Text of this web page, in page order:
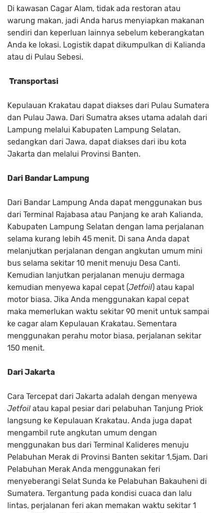
Di kawasan Cagar Alam, tidak ada restoran atau
warung makan, jadi Anda harus menyiapkan makanan
sendiri dan keperluan lainnya sebelum keberangkatan
Anda ke lokasi. Logistik dapat dikumpulkan di Kalianda
atau di Pulau Sebesi.
Transportasi
Kepulauan Krakatau dapat diakses dari Pulau Sumatera
dan Pulau Jawa. Dari Sumatra akses utama adalah dari
Lampung melalui Kabupaten Lampung Selatan,
sedangkan dari Jawa, dapat diakses dari ibu kota
Jakarta dan melalui Provinsi Banten.
Dari Bandar Lampung
Dari Bandar Lampung Anda dapat menggunakan bus
dari Terminal Rajabasa atau Panjang ke arah Kalianda,
Kabupaten Lampung Selatan dengan lama perjalanan
selama kurang lebih 45 menit. Di sana Anda dapat
melanjutkan perjalanan dengan angkutan umum mini
bus selama sekitar 10 menit menuju Desa Canti.
Kemudian lanjutkan perjalanan menuju dermaga
kemudian menyewa kapal cepat (Jetfoil) atau kapal
motor biasa. Jika Anda menggunakan kapal cepat
maka memerlukan waktu sekitar 90 menit untuk sampai
ke cagar alam Kepulauan Krakatau. Sementara
menggunakan perahu motor biasa, perjalanan sekitar
150 menit.
Dari Jakarta
Cara Tercepat dari Jakarta adalah dengan menyewa
Jetfoil atau kapal pesiar dari pelabuhan Tanjung Priok
langsung ke Kepulauan Krakatau. Anda juga dapat
mengambil rute angkutan umum dengan
menggunakan bus dari Terminal Kalideres menuju
Pelabuhan Merak di Provinsi Banten sekitar 1,5jam. Dari
Pelabuhan Merak Anda menggunakan feri
menyeberangi Selat Sunda ke Pelabuhan Bakauheni di
Sumatera. Tergantung pada kondisi cuaca dan lalu
lintas, perjalanan feri akan memakan waktu sekitar 1